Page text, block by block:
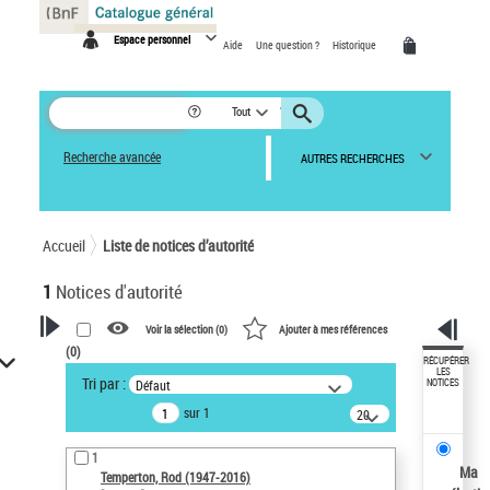
Espace personnel Aide Une question ? Historique
Tout
Recherche avancée AUTRES RECHERCHES
Accueil Liste de notices d’autorité
1 Notices d'autorité
VOTRE RECHERCHE
Recherche avancée dans les
notices d’autorité
Œuvres liées à l'auteur :
Temperton, Rod (1947-2016)
Voir la sélection (0) Ajouter à mes références
(0)
Tri par : Défaut
sur 1
20
résultats/page
1
Temperton, Rod (1947-2016)
RÉCUPÉRER
LES
NOTICES
Ma
Panneau de gestion des cookies